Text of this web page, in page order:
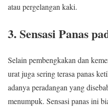
atau pergelangan kaki.
3. Sensasi Panas
Selain pembengkakan dan
urat juga sering terasa panas
adanya peradangan yang
menumpuk. Sensasi panas ini